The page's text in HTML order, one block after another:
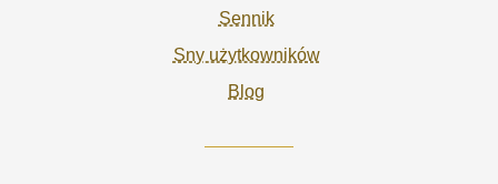
Sennik
Sny użytkowników
Blog